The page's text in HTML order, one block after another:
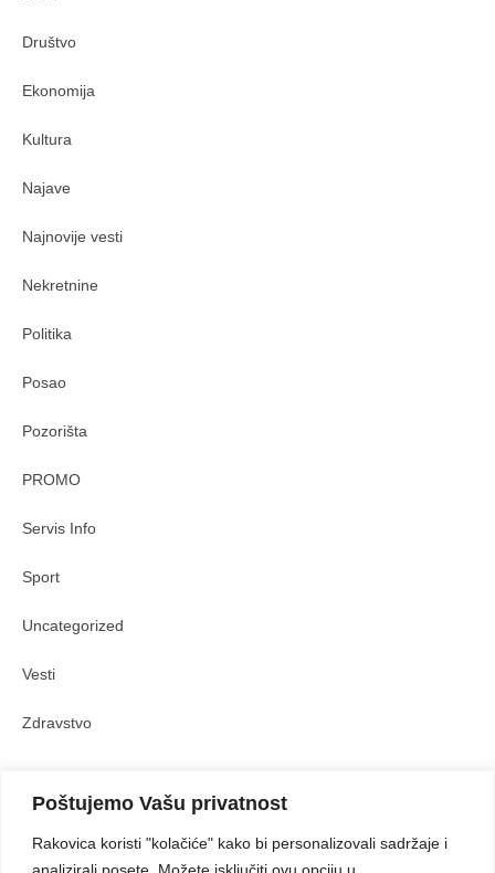
Poštujemo Vašu privatnost
Rakovica koristi "kolačiće" kako bi personalizovali sadržaje i
analizirali posete. Možete isključiti ovu opciju u
Društvo
Ekonomija
Kultura
Najave
Najnovije vesti
Nekretnine
Politika
Posao
Pozorišta
PROMO
Servis Info
Sport
Uncategorized
Vesti
Zdravstvo
Prijatelji sajta